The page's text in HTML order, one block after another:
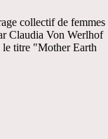
collectif de femmes
Claudia Von Werlhof
le titre "Mother Earth